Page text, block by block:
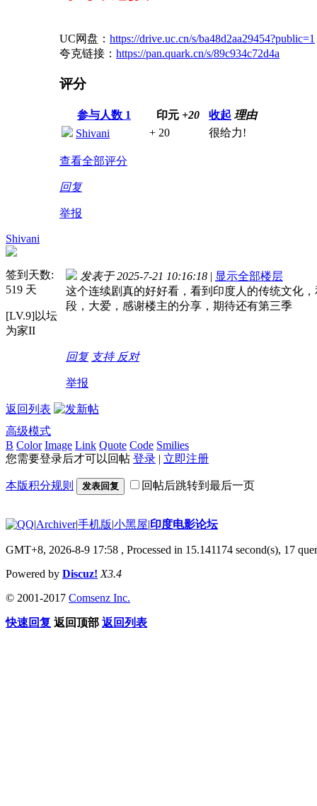
UC网盘： https://drive.uc.cn/s/ba48d2aa29454?public=1
夸克链接： https://pan.quark.cn/s/89c934c72d4a
评分
参与人数 1 印元 +20 收起 理由
Shivani
+ 20 很给力!
查看全部评分
回复
举报
Shivani
签到天数:
519 天
[LV.9]以坛
为家II
发表于 2025-7-21 10:16:18 | 显示全部楼层
这个连续剧真的好好看，看到印度人的传统文化
段，大爱，感谢楼主的分享，期待还有第三季
回复 支持 反对
举报
返回列表
高级模式
B Color Image Link Quote Code Smilies
您需要登录后才可以回帖 登录 | 立即注册
本版积分规则 发表回复 回帖后跳转到最后一页
|Archiver|手机版|小黑屋|印度电影论坛
GMT+8, 2026-8-9 17:58 , Processed in 15.141174 second(s), 17
Powered by Discuz! X3.4
© 2001-2017 Comsenz Inc.
快速回复 返回顶部 返回列表